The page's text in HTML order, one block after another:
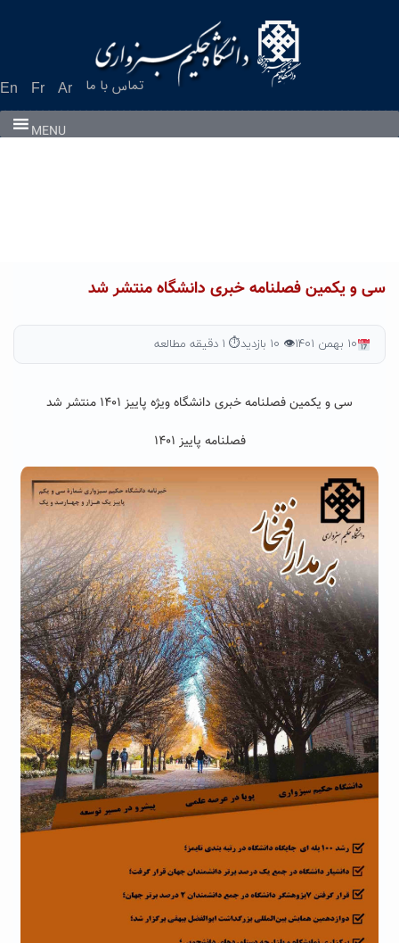
En Fr Ar تماس با ما
MENU
سی و یکمین فصلنامه خبری دانشگاه منتشر شد
۱۰ بهمن ۱۴۰۱ 👁 ۱۰ بازدید ⏱ ۱ دقیقه مطالعه
سی و یکمین فصلنامه خبری دانشگاه ویژه پاییز ۱۴۰۱ منتشر شد
فصلنامه پاییز ۱۴۰۱